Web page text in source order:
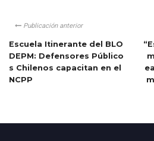
Publicación anterior
Escuela Itinerante del BLO
DEPM: Defensores Público
s Chilenos capacitan en el
NCPP